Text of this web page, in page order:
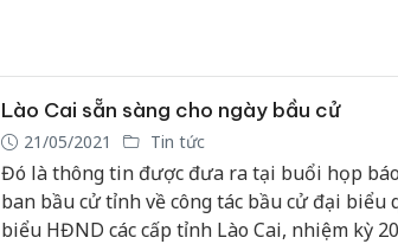
Lào Cai sẵn sàng cho ngày bầu cử
21/05/2021 Tin tức
Đó là thông tin được đưa ra tại buổi họp
ban bầu cử tỉnh về công tác bầu cử đại biểu
biểu HĐND các cấp tỉnh Lào Cai, nhiệm kỳ